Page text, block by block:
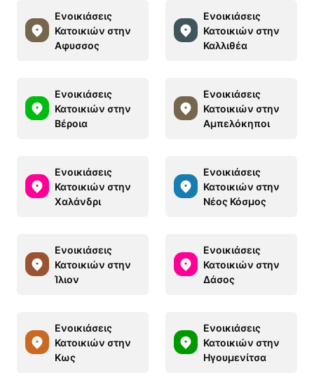
Ενοικιάσεις
Κατοικιών στην
Αφυσσος
Ενοικιάσεις
Κατοικιών στην
Καλλιθέα
Ενοικιάσεις
Κατοικιών στην
Βέροια
Ενοικιάσεις
Κατοικιών στην
Αμπελόκηποι
Ενοικιάσεις
Κατοικιών στην
Χαλάνδρι
Ενοικιάσεις
Κατοικιών στην
Νέος Κόσμος
Ενοικιάσεις
Κατοικιών στην
Ίλιον
Ενοικιάσεις
Κατοικιών στην
Δάσος
Ενοικιάσεις
Κατοικιών στην
Κως
Ενοικιάσεις
Κατοικιών στην
Ηγουμενίτσα